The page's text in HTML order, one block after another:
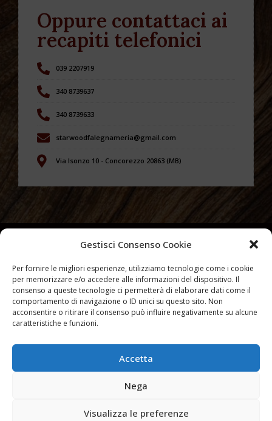
Gestisci Consenso Cookie
Per fornire le migliori esperienze, utilizziamo tecnologie come i cookie
per memorizzare e/o accedere alle informazioni del dispositivo. Il
consenso a queste tecnologie ci permetterà di elaborare dati come il
comportamento di navigazione o ID unici su questo sito. Non
acconsentire o ritirare il consenso può influire negativamente su alcune
caratteristiche e funzioni.
Accetta
Nega
Visualizza le preferenze
Oppure contattaci ai
recapiti telefonici
039 2207919
340 8739637
340 8739633
starwoodfalegnameria@gmail.com
Via Isonzo 10 - Concorezzo 20863 (MB)